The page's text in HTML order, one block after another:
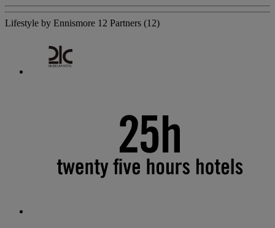
Lifestyle by Ennismore 12 Partners (12)